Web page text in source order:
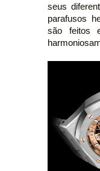
seus
parafusos
são feitos